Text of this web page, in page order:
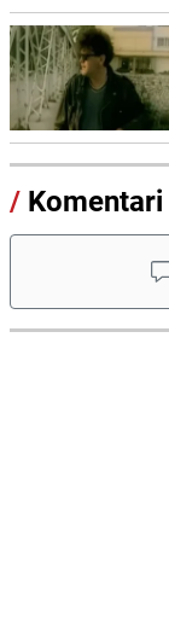
/ Komentari